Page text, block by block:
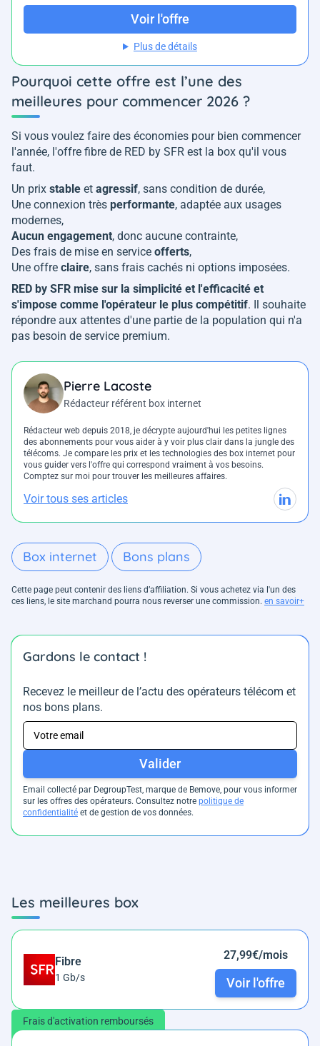
Voir l'offre
Plus de détails
Pourquoi cette offre est l’une des
meilleures pour commencer 2026 ?
Si vous voulez faire des économies pour bien commencer
l'année, l'offre fibre de RED by SFR est la box qu'il vous
faut.
Un prix stable et agressif, sans condition de durée,
Une connexion très performante, adaptée aux usages
modernes,
Aucun engagement, donc aucune contrainte,
Des frais de mise en service offerts,
Une offre claire, sans frais cachés ni options imposées.
RED by SFR mise sur la simplicité et l'efficacité et
s'impose comme l'opérateur le plus compétitif. Il souhaite
répondre aux attentes d'une partie de la population qui n'a
pas besoin de service premium.
Pierre Lacoste
Rédacteur référent box internet
Rédacteur web depuis 2018, je décrypte aujourd'hui les petites lignes
des abonnements pour vous aider à y voir plus clair dans la jungle des
télécoms. Je compare les prix et les technologies des box internet pour
vous guider vers l'offre qui correspond vraiment à vos besoins.
Comptez sur moi pour trouver les meilleures affaires.
Voir tous ses articles
Box internet Bons plans
Cette page peut contenir des liens d’affiliation. Si vous achetez via l'un des
ces liens, le site marchand pourra nous reverser une commission. en savoir+
Gardons le contact !
Recevez le meilleur de l’actu des opérateurs télécom et
nos bons plans.
Valider
Email collecté par DegroupTest, marque de Bemove, pour vous informer
sur les offres des opérateurs. Consultez notre politique de
confidentialité et de gestion de vos données.
Les meilleures box
Fibre
1 Gb/s
27,99€/mois
Voir l'offre
Frais d'activation remboursés